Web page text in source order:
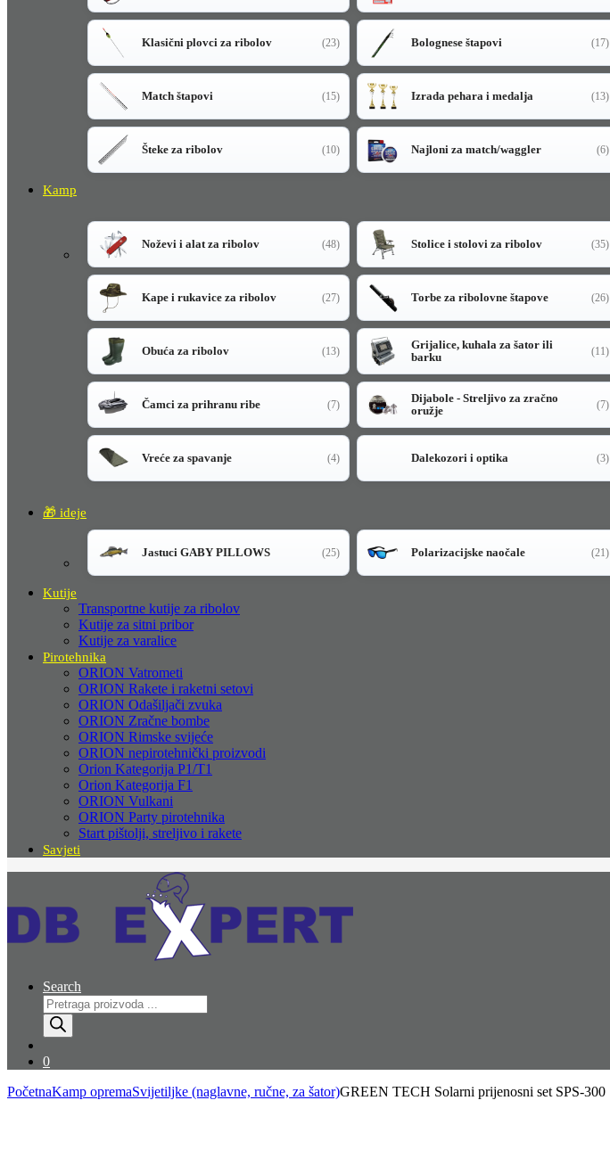
Klasični plovci za ribolov (23) Bolognese štapovi (17)
Match štapovi (15) Izrada pehara i medalja (13)
Šteke za ribolov (10) Najloni za match/waggler (6)
Kamp
Noževi i alat za ribolov (48) Stolice i stolovi za ribolov (35)
Kape i rukavice za ribolov (27) Torbe za ribolovne štapove (26)
Obuća za ribolov (13)
Grijalice, kuhala za šator ili
barku
(11)
Čamci za prihranu ribe (7)
Dijabole - Streljivo za zračno
oružje
(7)
Vreće za spavanje (4) Dalekozori i optika (3)
🎁 ideje
Jastuci GABY PILLOWS (25) Polarizacijske naočale (21)
Kutije
Transportne kutije za ribolov
Kutije za sitni pribor
Kutije za varalice
Pirotehnika
ORION Vatrometi
ORION Rakete i raketni setovi
ORION Odašiljači zvuka
ORION Zračne bombe
ORION Rimske svijeće
ORION nepirotehnički proizvodi
Orion Kategorija P1/T1
Orion Kategorija F1
ORION Vulkani
ORION Party pirotehnika
Start pištolji, streljivo i rakete
Savjeti
Search
Products
search
0
PočetnaKamp opremaSvijetiljke (naglavne, ručne, za šator)GREEN TECH Solarni prijenosni set SPS-300